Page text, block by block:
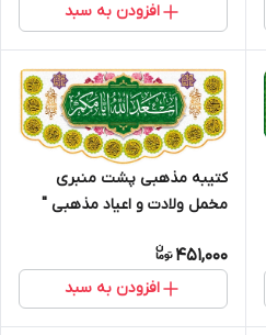
افزودن به سبد
کتیبه مذهبی پشت منبری
مخمل ولادت و اعیاد مذهبی "
451,000
افزودن به سبد